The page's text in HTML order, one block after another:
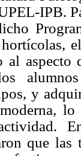
IPB.
al
y
lo
que